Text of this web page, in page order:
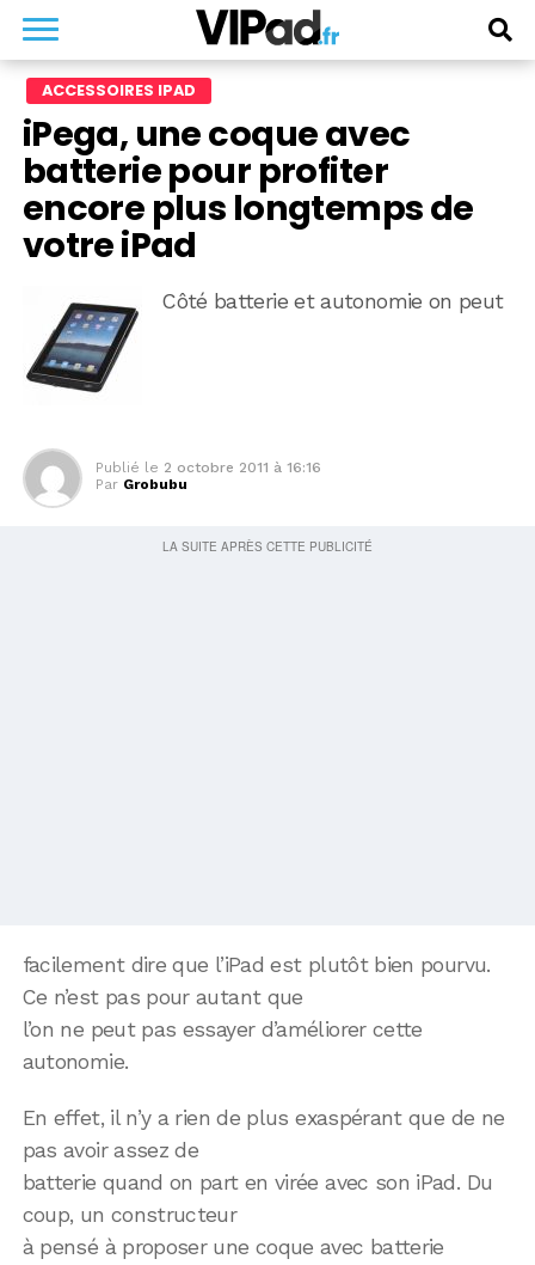
ACCESSOIRES IPAD
iPega, une coque avec
batterie pour profiter
encore plus longtemps de
votre iPad
Côté batterie et autonomie on peut
Publié le 2 octobre 2011 à 16:16
Par Grobubu
facilement dire que l’iPad est plutôt bien pourvu.
Ce n’est pas pour autant que
l’on ne peut pas essayer d’améliorer cette
autonomie.
En effet, il n’y a rien de plus exaspérant que de ne
pas avoir assez de
batterie quand on part en virée avec son iPad. Du
coup, un constructeur
à pensé à proposer une coque avec batterie